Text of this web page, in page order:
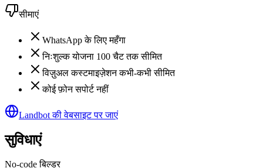
सीमाएं
WhatsApp के लिए महँगा
निःशुल्क योजना 100 चैट तक सीमित
विज़ुअल कस्टमाइज़ेशन कभी-कभी सीमित
कोई फ़ोन सपोर्ट नहीं
Landbot की वेबसाइट पर जाएं
सुविधाएं
No-code बिल्डर